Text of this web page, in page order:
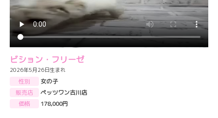
ビション・フリーゼ
2026年5月26日生まれ
性別
女の子
販売店
ペッツワン古川店
価格
178,000円